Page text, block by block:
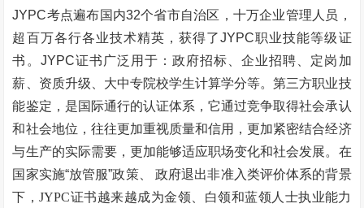
JYPC考点遍布国内32个省市自治区，十万企业管理人员，
超百万各行各业技术精英，获得了JYPC职业技能等级证
书。JYPC证书广泛用于：政府招标、企业招聘、定岗加
薪、资质升级、大中专院校学生计算学分等。第三方职业技
能鉴定，是国际通行的认证体系，它通过竞争取得社会承认
和社会地位，往往更加重视质量和信用，更加紧密结合经济
与生产的实际需要，更加能够适应职场变化和社会发展。在
国家实施“放管服”政策、
政府退出非准入类评价体系的背景
下，JYPC证书越来越成为金领、白领和蓝领人士执业能力